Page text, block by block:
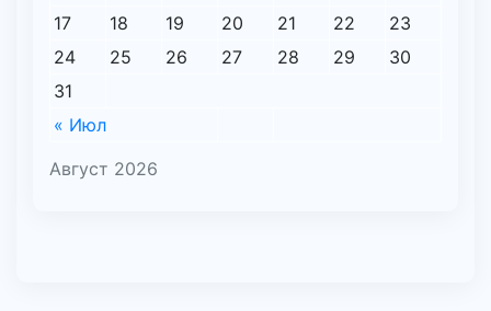
Август 2026
« Июл
17
18 19 20 21 22
23
24
25 26 27 28 29
30
31